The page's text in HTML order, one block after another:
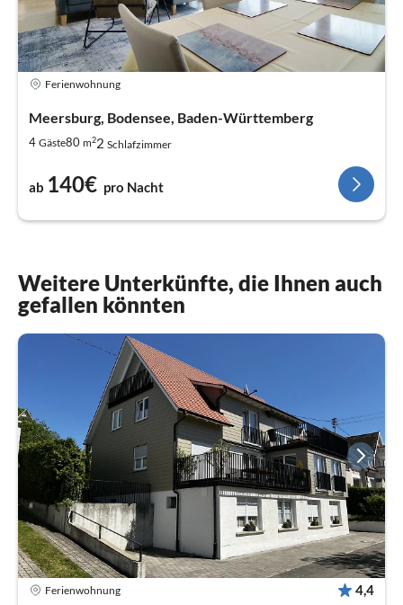
Ferienwohnung
Meersburg, Bodensee, Baden-Württemberg
4 Gäste80 m22 Schlafzimmer
ab 140€ pro Nacht
Weitere Unterkünfte, die Ihnen auch
gefallen könnten
Ferienwohnung 4,4